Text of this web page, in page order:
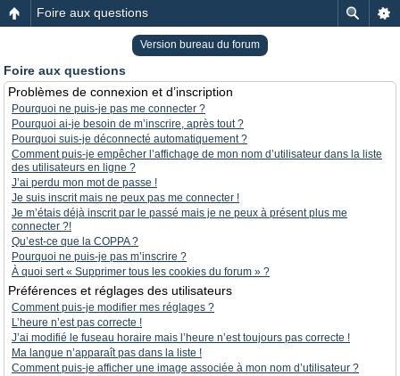
Foire aux questions
Version bureau du forum
Foire aux questions
Problèmes de connexion et d’inscription
Pourquoi ne puis-je pas me connecter ?
Pourquoi ai-je besoin de m’inscrire, après tout ?
Pourquoi suis-je déconnecté automatiquement ?
Comment puis-je empêcher l’affichage de mon nom d’utilisateur dans la liste
des utilisateurs en ligne ?
J’ai perdu mon mot de passe !
Je suis inscrit mais ne peux pas me connecter !
Je m’étais déjà inscrit par le passé mais je ne peux à présent plus me
connecter ?!
Qu’est-ce que la COPPA ?
Pourquoi ne puis-je pas m’inscrire ?
À quoi sert « Supprimer tous les cookies du forum » ?
Préférences et réglages des utilisateurs
Comment puis-je modifier mes réglages ?
L’heure n’est pas correcte !
J’ai modifié le fuseau horaire mais l’heure n’est toujours pas correcte !
Ma langue n’apparaît pas dans la liste !
Comment puis-je afficher une image associée à mon nom d’utilisateur ?